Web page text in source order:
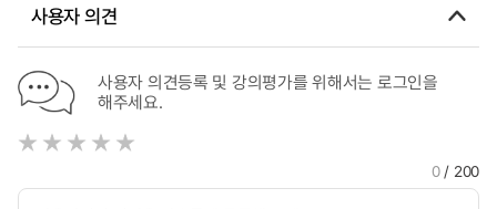
사용자 의견
사용자 의견등록 및 강의평가를 위해서는 로그인을
해주세요.
0/ 200